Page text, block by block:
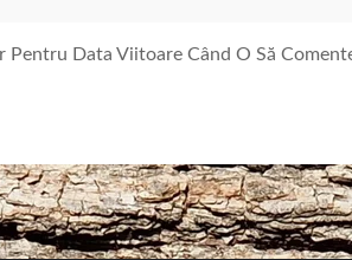
Data Viitoare Când O Să